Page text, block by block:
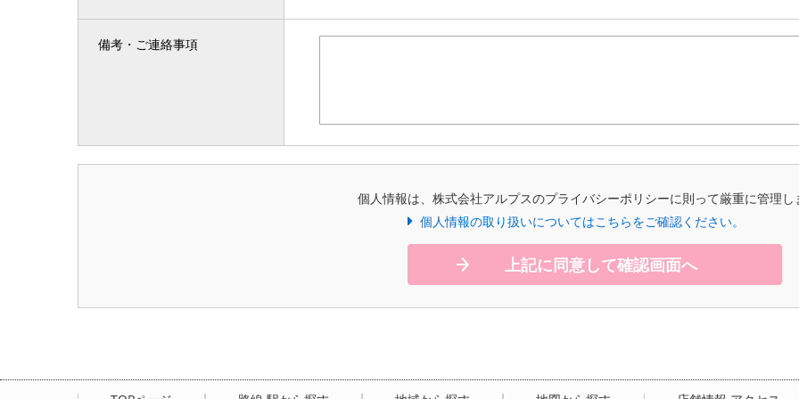
備考・ご連絡事項
個人情報は、株式会社アルプスのプライバシーポリシーに則って厳重に管理し
個人情報の取り扱いについてはこちらをご確認ください。
上記に同意して確認画面へ